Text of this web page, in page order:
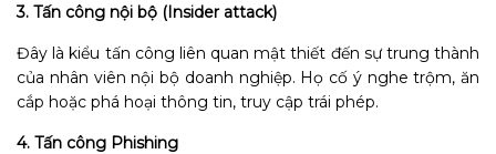
3. Tấn công nội bộ (Insider attack)
Đây là kiểu tấn công liên quan mật thiết đến sự trung thành
của nhân viên nội bộ doanh nghiệp. Họ cố ý nghe trộm, ăn
cắp hoặc phá hoại thông tin, truy cập trái phép.
4. Tấn công Phishing